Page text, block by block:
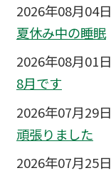
2026年08月04日
夏休み中の睡眠
2026年08月01日
8月です
2026年07月29日
頑張りました
2026年07月25日